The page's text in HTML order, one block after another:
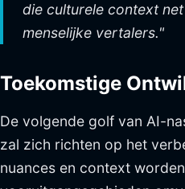
die culturele context
menselijke vertalers."
Toekomstige
De volgende golf van AI-
zal zich richten op het
nuances en context